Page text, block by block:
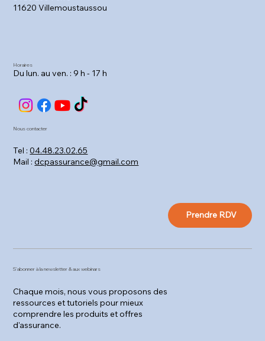
11620 Villemoustaussou
Horaires
Du lun. au ven. : 9 h - 17 h
Nous contacter
Tel :04.48.23.02.65
Mail :dcpassurance@gmail.com
Prendre RDV
S'abonner à la newsletter & aux webinars
Chaque mois, nous vous proposons des
ressources et tutoriels pour mieux
comprendre les produits et offres
d'assurance.